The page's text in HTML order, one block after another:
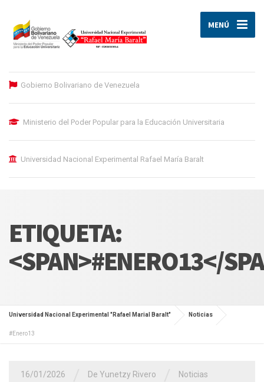
MENÚ
Gobierno Bolivariano de Venezuela
Ministerio del Poder Popular para la Educación Universitaria
Universidad Nacional Experimental Rafael María Baralt
ETIQUETA:
<SPAN>#ENERO13</
Universidad Nacional Experimental "Rafael Marial Baralt" Noticias
#Enero13
16/01/2026 De Yunetzy Rivero Noticias